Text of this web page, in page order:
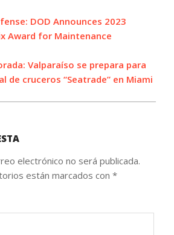
DOD Announces 2023
Award for Maintenance
Valparaíso se prepara para
de cruceros “Seatrade” en Miami
electrónico no será publicada.
están marcados con *